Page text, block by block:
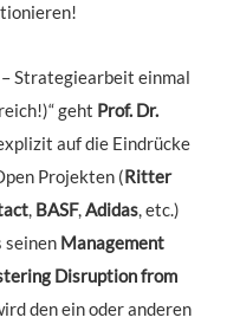
Strategiearbeit einmal
geht Prof. Dr.
auf die Eindrücke
Projekten (Ritter
, BASF,Adidas, etc.)
seinenManagement
Disruption from
den ein oder anderen